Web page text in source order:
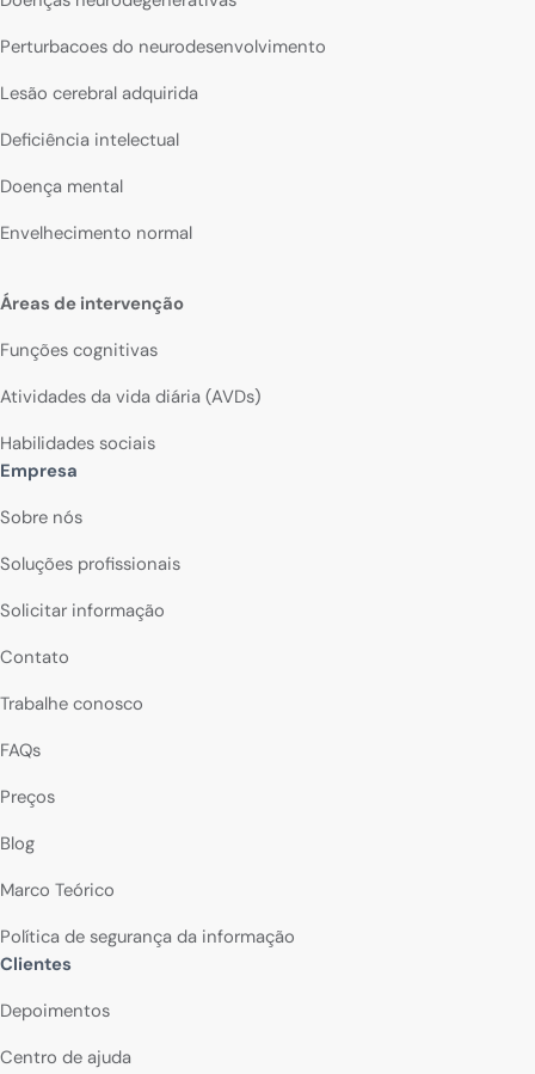
Perturbacoes do neurodesenvolvimento
Lesão cerebral adquirida
Deficiência intelectual
Doença mental
Envelhecimento normal
Áreas de intervenção
Funções cognitivas
Atividades da vida diária (AVDs)
Habilidades sociais
Empresa
Sobre nós
Soluções profissionais
Solicitar informação
Contato
Trabalhe conosco
FAQs
Preços
Blog
Marco Teórico
Política de segurança da informação
Clientes
Depoimentos
Centro de ajuda